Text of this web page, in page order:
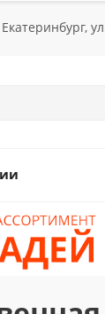
Екатеринбург,